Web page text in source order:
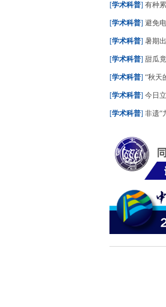
[学术科普] 有种
[学术科普] 避免
[学术科普] 暑期出
[学术科普] 甜瓜
[学术科普] “秋天
[学术科普] 今日
[学术科普] 非遗“